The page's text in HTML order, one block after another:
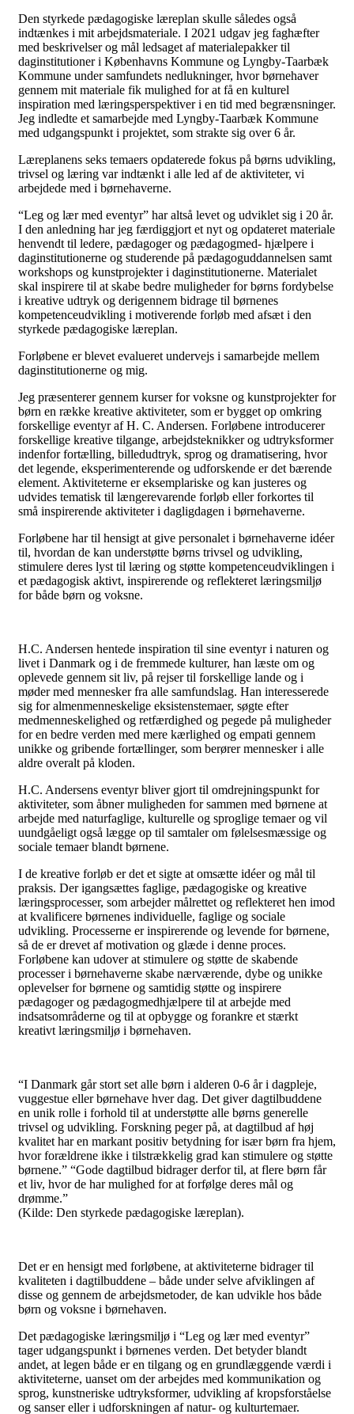
Den styrkede pædagogiske læreplan skulle således også
indtænkes i mit arbejdsmateriale. I 2021 udgav jeg faghæfter
med beskrivelser og mål ledsaget af materialepakker til
daginstitutioner i Københavns Kommune og Lyngby-Taarbæk
Kommune under samfundets nedlukninger, hvor børnehaver
gennem mit materiale fik mulighed for at få en kulturel
inspiration med læringsperspektiver i en tid med begrænsninger.
Jeg indledte et samarbejde med Lyngby-Taarbæk Kommune
med udgangspunkt i projektet, som strakte sig over 6 år.
Læreplanens seks temaers opdaterede fokus på børns udvikling,
trivsel og læring var indtænkt i alle led af de aktiviteter, vi
arbejdede med i børnehaverne.
“Leg og lær med eventyr” har altså levet og udviklet sig i 20 år.
I den anledning har jeg færdiggjort et nyt og opdateret materiale
henvendt til ledere, pædagoger og pædagogmed- hjælpere i
daginstitutionerne og studerende på pædagoguddannelsen samt
workshops og kunstprojekter i daginstitutionerne. Materialet
skal inspirere til at skabe bedre muligheder for børns fordybelse
i kreative udtryk og derigennem bidrage til børnenes
kompetenceudvikling i motiverende forløb med afsæt i den
styrkede pædagogiske læreplan.
Forløbene er blevet evalueret undervejs i samarbejde mellem
daginstitutionerne og mig.
Jeg præsenterer gennem kurser for voksne og kunstprojekter for
børn en række kreative aktiviteter, som er bygget op omkring
forskellige eventyr af H. C. Andersen. Forløbene introducerer
forskellige kreative tilgange, arbejdsteknikker og udtryksformer
indenfor fortælling, billedudtryk, sprog og dramatisering, hvor
det legende, eksperimenterende og udforskende er det bærende
element. Aktiviteterne er eksemplariske og kan justeres og
udvides tematisk til længerevarende forløb eller forkortes til
små inspirerende aktiviteter i dagligdagen i børnehaverne.
Forløbene har til hensigt at give personalet i børnehaverne idéer
til, hvordan de kan understøtte børns trivsel og udvikling,
stimulere deres lyst til læring og støtte kompetenceudviklingen i
et pædagogisk aktivt, inspirerende og reflekteret læringsmiljø
for både børn og voksne.
H.C. Andersen hentede inspiration til sine eventyr i naturen og
livet i Danmark og i de fremmede kulturer, han læste om og
oplevede gennem sit liv, på rejser til forskellige lande og i
møder med mennesker fra alle samfundslag. Han interesserede
sig for almenmenneskelige eksistenstemaer, søgte efter
medmenneskelighed og retfærdighed og pegede på muligheder
for en bedre verden med mere kærlighed og empati gennem
unikke og gribende fortællinger, som berører mennesker i alle
aldre overalt på kloden.
H.C. Andersens eventyr bliver gjort til omdrejningspunkt for
aktiviteter, som åbner muligheden for sammen med børnene at
arbejde med naturfaglige, kulturelle og sproglige temaer og vil
uundgåeligt også lægge op til samtaler om følelsesmæssige og
sociale temaer blandt børnene.
I de kreative forløb er det et sigte at omsætte idéer og mål til
praksis. Der igangsættes faglige, pædagogiske og kreative
læringsprocesser, som arbejder målrettet og reflekteret hen imod
at kvalificere børnenes individuelle, faglige og sociale
udvikling. Processerne er inspirerende og levende for børnene,
så de er drevet af motivation og glæde i denne proces.
Forløbene kan udover at stimulere og støtte de skabende
processer i børnehaverne skabe nærværende, dybe og unikke
oplevelser for børnene og samtidig støtte og inspirere
pædagoger og pædagogmedhjælpere til at arbejde med
indsatsområderne og til at opbygge og forankre et stærkt
kreativt læringsmiljø i børnehaven.
“I Danmark går stort set alle børn i alderen 0-6 år i dagpleje,
vuggestue eller børnehave hver dag. Det giver dagtilbuddene
en unik rolle i forhold til at understøtte alle børns generelle
trivsel og udvikling. Forskning peger på, at dagtilbud af høj
kvalitet har en markant positiv betydning for især børn fra hjem,
hvor forældrene ikke i tilstrækkelig grad kan stimulere og støtte
børnene.” “Gode dagtilbud bidrager derfor til, at flere børn får
et liv, hvor de har mulighed for at forfølge deres mål og
drømme.”
(Kilde: Den styrkede pædagogiske læreplan).
Det er en hensigt med forløbene, at aktiviteterne bidrager til
kvaliteten i dagtilbuddene – både under selve afviklingen af
disse og gennem de arbejdsmetoder, de kan udvikle hos både
børn og voksne i børnehaven.
Det pædagogiske læringsmiljø i “Leg og lær med eventyr”
tager udgangspunkt i børnenes verden. Det betyder blandt
andet, at legen både er en tilgang og en grundlæggende værdi i
aktiviteterne, uanset om der arbejdes med kommunikation og
sprog, kunstneriske udtryksformer, udvikling af kropsforståelse
og sanser eller i udforskningen af natur- og kulturtemaer.